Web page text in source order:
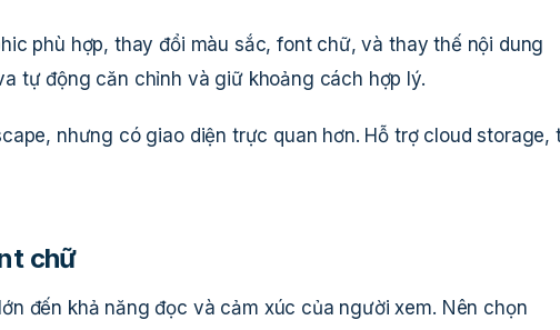
phù hợp, thay đổi màu sắc, font chữ, và thay thế nội dung
tự động căn chỉnh và giữ khoảng cách hợp lý.
nhưng có giao diện trực quan hơn. Hỗ trợ cloud storage,
chữ
đến khả năng đọc và cảm xúc của người xem. Nên chọn